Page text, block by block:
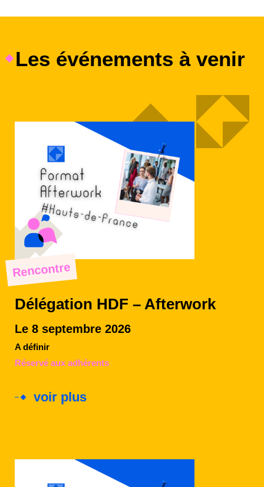
Les événements à venir
Rencontre
Délégation HDF – Afterwork
Le 8 septembre 2026
A définir
Réservé aux adhérents
voir plus